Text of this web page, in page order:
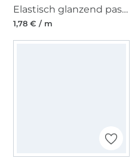
Elastisch glanzend paspelband, bordeauxrood 10 mm
1,78 € / m